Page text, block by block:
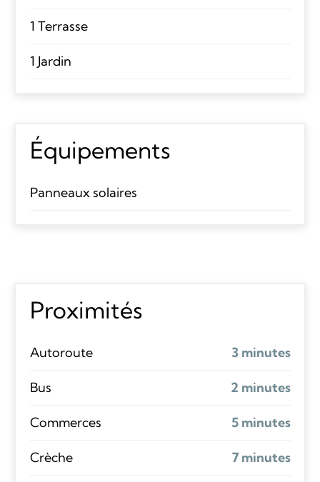
1 Terrasse
1 Jardin
Équipements
Panneaux solaires
Proximités
Autoroute 3 minutes
Bus 2 minutes
Commerces 5 minutes
Crèche 7 minutes